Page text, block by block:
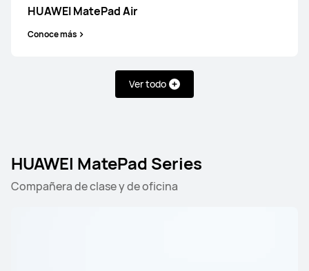
HUAWEI MatePad Air
Conoce más
Ver todo
HUAWEI MatePad Series
Compañera de clase y de oficina